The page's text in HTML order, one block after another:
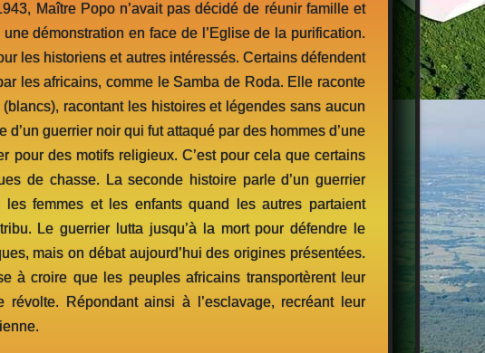
Maître Popo n’avait pas décidé de réunir famille et
démonstration en face de l’Eglise de la purification.
les historiens et autres intéressés. Certains défendent
les africains, comme le Samba de Roda. Elle raconte
racontant les histoires et légendes sans aucun
guerrier noir qui fut attaqué par des hommes d’une
pour des motifs religieux. C’est pour cela que certains
de chasse. La seconde histoire parle d’un guerrier
femmes et les enfants quand les autres partaient
Le guerrier lutta jusqu’à la mort pour défendre le
mais on débat aujourd’hui des origines présentées.
à croire que les peuples africains transportèrent leur
Répondant ainsi à l’esclavage, recréant leur